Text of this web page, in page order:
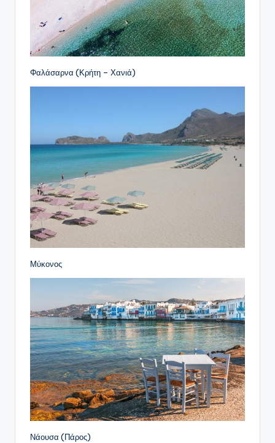
Φαλάσαρνα (Κρήτη – Χανιά)
Μύκονος
Νάουσα (Πάρος)